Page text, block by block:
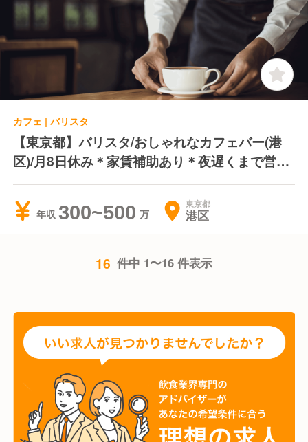
カフェ | バリスタ
【東京都】バリスタ/おしゃれなカフェバー(港
区)/月8日休み＊家賃補助あり＊夜遅くまで営業
はしません
年収 300~500 東京都
港区
16 件中 1〜16 件表示